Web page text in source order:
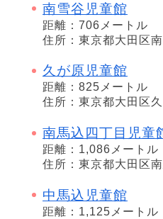
南雪谷児童館
距離：706メートル
住所：東京都大田区
久が原児童館
距離：825メートル
住所：東京都大田区
南馬込四丁目児童
距離：1,086メートル
住所：東京都大田区
中馬込児童館
距離：1,125メートル